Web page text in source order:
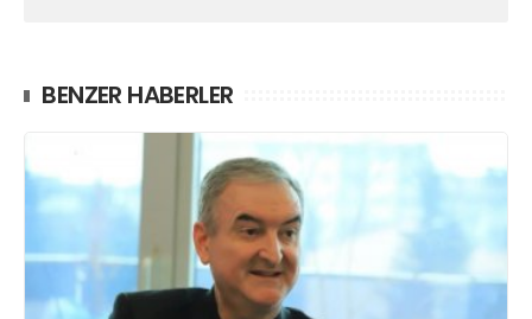
BENZER HABERLER